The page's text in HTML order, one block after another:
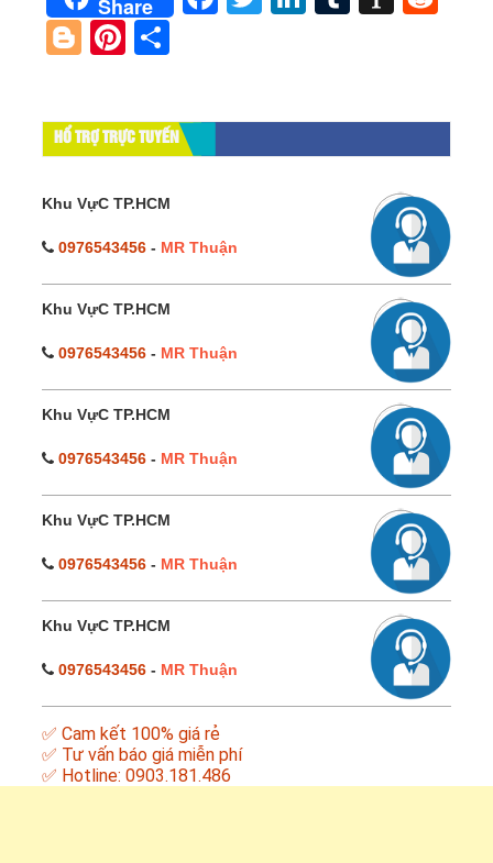
Share
BloggerPinterest
HỔ TRỢ TRỰC TUYẾN
Khu VựC TP.HCM
0976543456 - MR Thuận
Khu VựC TP.HCM
0976543456 - MR Thuận
Khu VựC TP.HCM
0976543456 - MR Thuận
Khu VựC TP.HCM
0976543456 - MR Thuận
Khu VựC TP.HCM
0976543456 - MR Thuận
✅ Cam kết 100% giá rẻ
✅ Tư vấn báo giá miễn phí
✅ Hotline: 0903.181.486